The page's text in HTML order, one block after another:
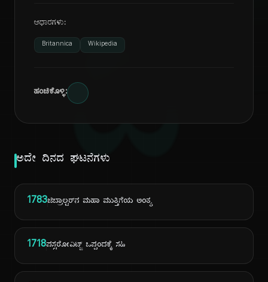
ದಿ
ಆಧಾರಗಳು:
Britannica Wikipedia
ಹಂಚಿಕೊಳ್ಳಿ:
ಅದೇ ದಿನದ ಘಟನೆಗಳು
1783ಜಿಬ್ರಾಲ್ಟರ್‌ನ ಮಹಾ ಮುತ್ತಿಗೆಯ ಅಂತ್ಯ
1718ಪಸ್ಸರೋವಿಟ್ಜ್ ಒಪ್ಪಂದಕ್ಕೆ ಸಹಿ